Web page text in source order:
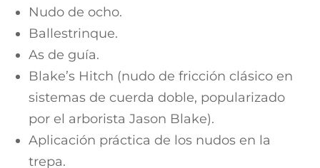
Nudo de ocho.
Ballestrinque.
As de guía.
Blake’s Hitch (nudo de fricción clásico en
sistemas de cuerda doble, popularizado
por el arborista Jason Blake).
Aplicación práctica de los nudos en la
trepa.